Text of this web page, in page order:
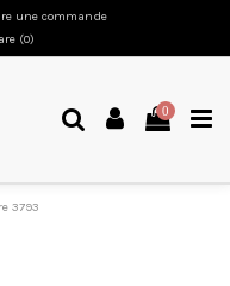
une commande
(0)
0
3793